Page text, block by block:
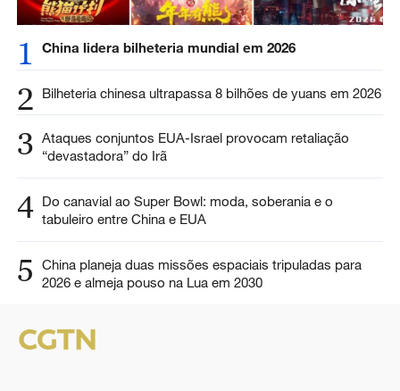
1 China lidera bilheteria mundial em 2026
2 Bilheteria chinesa ultrapassa 8 bilhões de yuans em 2026
3 Ataques conjuntos EUA-Israel provocam retaliação
“devastadora” do Irã
4 Do canavial ao Super Bowl: moda, soberania e o
tabuleiro entre China e EUA
5
China planeja duas missões espaciais tripuladas para
2026 e almeja pouso na Lua em 2030